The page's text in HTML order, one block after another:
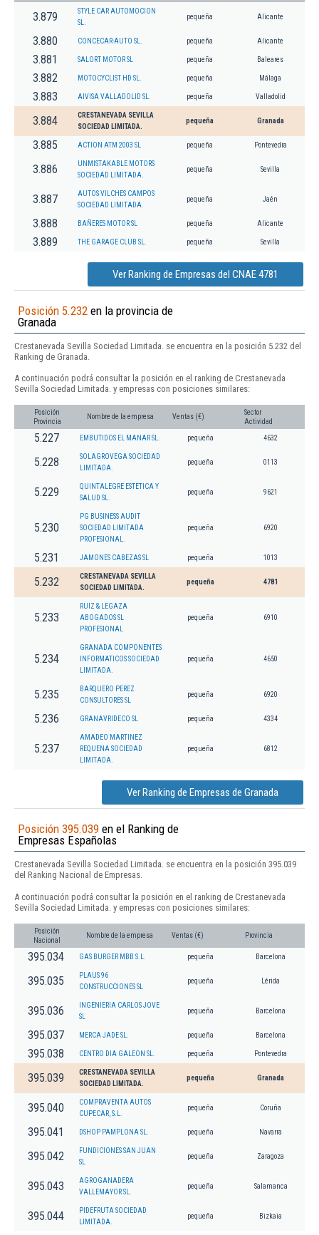
3.879
STYLE CAR AUTOMOCION
SL.
pequeña Alicante
3.880 CONCECAR-AUTO SL. pequeña Alicante
3.881 SALORT MOTOR SL pequeña Baleares
3.882 MOTOCYCLIST HD SL. pequeña Málaga
3.883 AIVISA VALLADOLID SL. pequeña Valladolid
3.884
CRESTANEVADA SEVILLA
SOCIEDAD LIMITADA.
pequeña Granada
3.885 ACTION ATM 2003 SL pequeña Pontevedra
3.886
UNMISTAKABLE MOTORS
SOCIEDAD LIMITADA.
pequeña Sevilla
3.887
AUTOS VILCHES CAMPOS
SOCIEDAD LIMITADA.
pequeña Jaén
3.888 BAÑERES MOTOR SL pequeña Alicante
3.889 THE GARAGE CLUB SL. pequeña Sevilla
Ver Ranking de Empresas del CNAE 4781
Posición 5.232 en la provincia de
Granada
Crestanevada Sevilla Sociedad Limitada. se encuentra en la posición 5.232 del
Ranking de Granada.
A continuación podrá consultar la posición en el ranking de Crestanevada
Sevilla Sociedad Limitada. y empresas con posiciones similares:
Posición
Provincia
Nombre de la empresa Ventas (€)
Sector
Actividad
5.227 EMBUTIDOS EL MANAR SL. pequeña 4632
5.228
SOLAGROVEGA SOCIEDAD
LIMITADA.
pequeña 0113
5.229
QUINTALEGRE ESTETICA Y
SALUD SL.
pequeña 9621
5.230
PG BUSINESS AUDIT
SOCIEDAD LIMITADA
PROFESIONAL.
pequeña 6920
5.231 JAMONES CABEZAS SL pequeña 1013
5.232
CRESTANEVADA SEVILLA
SOCIEDAD LIMITADA.
pequeña 4781
5.233
RUIZ & LEGAZA
ABOGADOS SL
PROFESIONAL
pequeña 6910
5.234
GRANADA COMPONENTES
INFORMATICOS SOCIEDAD
LIMITADA.
pequeña 4650
5.235
BARQUERO PEREZ
CONSULTORES SL
pequeña 6920
5.236 GRANAVRIDECO SL pequeña 4334
5.237
AMADEO MARTINEZ
REQUENA SOCIEDAD
LIMITADA.
pequeña 6812
Ver Ranking de Empresas de Granada
Posición 395.039 en el Ranking de
Empresas Españolas
Crestanevada Sevilla Sociedad Limitada. se encuentra en la posición 395.039
del Ranking Nacional de Empresas.
A continuación podrá consultar la posición en el ranking de Crestanevada
Sevilla Sociedad Limitada. y empresas con posiciones similares:
Posición
Nacional
Nombre de la empresa Ventas (€) Provincia
395.034 GAS BURGER MBB S.L. pequeña Barcelona
395.035
PLAUS 96
CONSTRUCCIONES SL
pequeña Lérida
395.036
INGENIERIA CARLOS JOVE
SL
pequeña Barcelona
395.037 MERCA JADE SL. pequeña Barcelona
395.038 CENTRO DIA GALEON SL. pequeña Pontevedra
395.039
CRESTANEVADA SEVILLA
SOCIEDAD LIMITADA.
pequeña Granada
395.040
COMPRAVENTA AUTOS
CUPECAR, S.L.
pequeña Coruña
395.041 DSHOP PAMPLONA SL. pequeña Navarra
395.042
FUNDICIONES SAN JUAN
SL
pequeña Zaragoza
395.043
AGROGANADERA
VALLEMAYOR SL.
pequeña Salamanca
395.044
PIDEFRUTA SOCIEDAD
LIMITADA.
pequeña Bizkaia